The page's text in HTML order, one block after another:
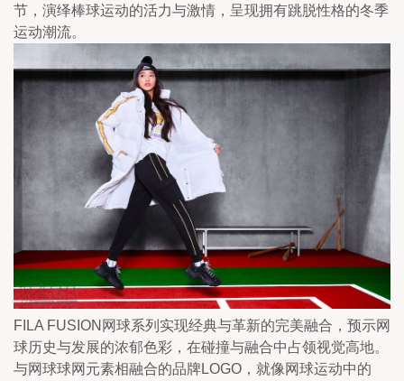
节，演绎棒球运动的活力与激情，呈现拥有跳脱性格的冬季
运动潮流。
FILA FUSION网球系列实现经典与革新的完美融合，预示网
球历史与发展的浓郁色彩，在碰撞与融合中占领视觉高地。
与网球球网元素相融合的品牌LOGO，就像网球运动中的